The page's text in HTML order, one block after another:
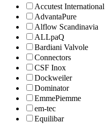
Accutest International
AdvantaPure
Alflow Scandinavia
ALLpaQ
Bardiani Valvole
Connectors
CSF Inox
Dockweiler
Dominator
EmmePiemme
em-tec
Equilibar